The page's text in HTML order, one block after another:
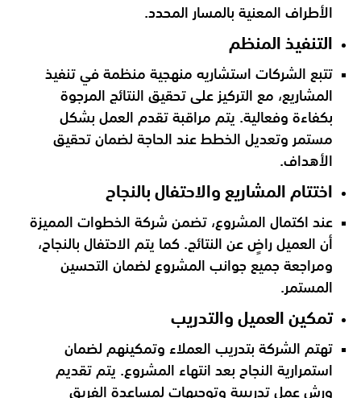
الأطراف المعنية بالمسار المحدد.
التنفيذ المنظم
تتبع الشركات استشاريه منهجية منظمة في تنفيذ
المشاريع، مع التركيز على تحقيق النتائج المرجوة
بكفاءة وفعالية. يتم مراقبة تقدم العمل بشكل
مستمر وتعديل الخطط عند الحاجة لضمان تحقيق
الأهداف.
اختتام المشاريع والاحتفال بالنجاح
عند اكتمال المشروع، تضمن شركة الخطوات المميزة
أن العميل راضٍ عن النتائج. كما يتم الاحتفال بالنجاح،
ومراجعة جميع جوانب المشروع لضمان التحسين
المستمر.
تمكين العميل والتدريب
تهتم الشركة بتدريب العملاء وتمكينهم لضمان
استمرارية النجاح بعد انتهاء المشروع. يتم تقديم
ورش عمل تدريبية وتوجيهات لمساعدة الفريق